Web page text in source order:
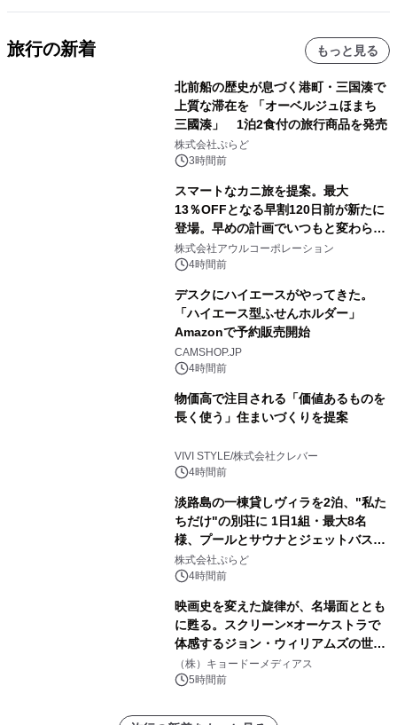
旅行の新着 もっと見る
北前船の歴史が息づく港町・三国湊で
上質な滞在を 「オーベルジュほまち
三國湊」 1泊2食付の旅行商品を発売
株式会社ぷらど
3時間前
スマートなカニ旅を提案。最大
13％OFFとなる早割120日前が新たに
登場。早めの計画でいつもと変わらぬ
大人の冬旅を。ー夕日ヶ浦温泉「佳松
苑 別邸ふうか」ー
株式会社アウルコーポレーション
4時間前
デスクにハイエースがやってきた。
「ハイエース型ふせんホルダー」
Amazonで予約販売開始
CAMSHOP.JP
4時間前
物価高で注目される「価値あるものを
長く使う」住まいづくりを提案
VIVI STYLE/株式会社クレバー
4時間前
淡路島の一棟貸しヴィラを2泊、"私た
ちだけ"の別荘に 1日1組・最大8名
様、プールとサウナとジェットバス付
きで Villa Mon Temps AWAJIの連泊
素泊りプラン
株式会社ぷらど
4時間前
映画史を変えた旋律が、名場面ととも
に甦る。スクリーン×オーケストラで
体感するジョン・ウィリアムズの世
界。ジョン・ウィリアムズ：シネマ・
スペクタキュラー・コンサート 開催決
（株）キョードーメディアス
5時間前